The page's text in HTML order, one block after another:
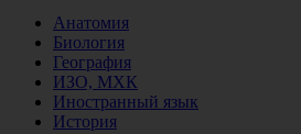
Анатомия
Биология
География
ИЗО, МХК
Иностранный язык
История